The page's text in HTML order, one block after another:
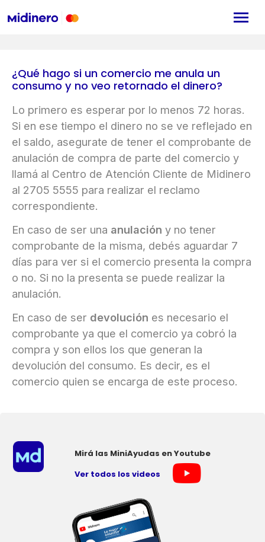
¿Qué hago si un comercio me anula un
consumo y no veo retornado el dinero?
Lo primero es esperar por lo menos 72 horas.
Si en ese tiempo el dinero no se ve reflejado en
el saldo, asegurate de tener el comprobante de
anulación de compra de parte del comercio y
llamá al Centro de Atención Cliente de Midinero
al 2705 5555 para realizar el reclamo
correspondiente.
En caso de ser una anulación y no tener
comprobante de la misma, debés aguardar 7
días para ver si el comercio presenta la compra
o no. Si no la presenta se puede realizar la
anulación.
En caso de ser devolución es necesario el
comprobante ya que el comercio ya cobró la
compra y son ellos los que generan la
devolución del consumo. Es decir, es el
comercio quien se encarga de este proceso.
Mirá las MiniAyudas en Youtube
Ver todos los videos